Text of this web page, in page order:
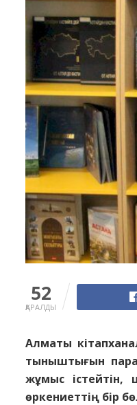
52
ҚАРАЛДЫ
Алматы
тыныштығын
жұмыс
өркениеттің бір